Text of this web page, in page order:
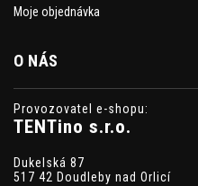
Moje objednávka
O NÁS
Provozovatel e-shopu:
TENTino s.r.o.
Dukelská 87
517 42 Doudleby nad Orlicí